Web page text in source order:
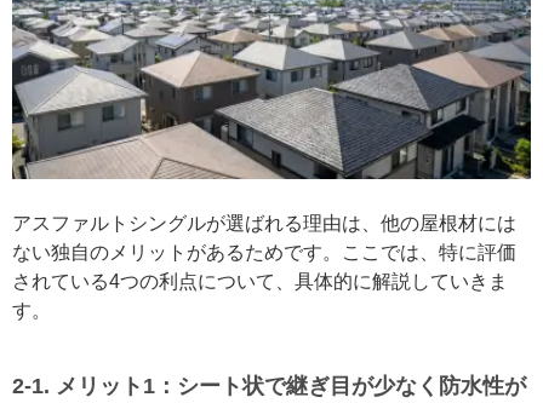
アスファルトシングルが選ばれる理由は、他の屋根材には
ない独自のメリットがあるためです。ここでは、特に評価
されている4つの利点について、具体的に解説していきま
す。
2-1. メリット1：シート状で継ぎ目が少なく防水性が